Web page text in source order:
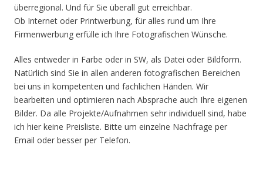
überregional. Und für Sie überall gut erreichbar.
Ob Internet oder Printwerbung, für alles rund um Ihre
Firmenwerbung erfülle ich Ihre Fotografischen Wünsche.
Alles entweder in Farbe oder in SW, als Datei oder Bildform.
Natürlich sind Sie in allen anderen fotografischen Bereichen
bei uns in kompetenten und fachlichen Händen. Wir
bearbeiten und optimieren nach Absprache auch Ihre eigenen
Bilder. Da alle Projekte/Aufnahmen sehr individuell sind, habe
ich hier keine Preisliste. Bitte um einzelne Nachfrage per
Email oder besser per Telefon.